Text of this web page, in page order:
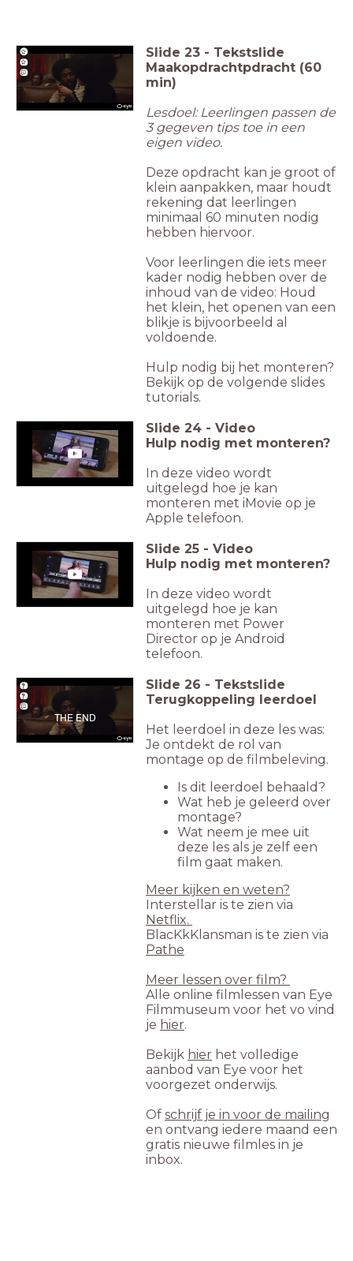
Slide 23 - Tekstslide
Maakopdrachtpdracht (60
min)
Lesdoel: Leerlingen passen de
3 gegeven tips toe in een
eigen video.
Deze opdracht kan je groot of
klein aanpakken, maar houdt
rekening dat leerlingen
minimaal 60 minuten nodig
hebben hiervoor.
Voor leerlingen die iets meer
kader nodig hebben over de
inhoud van de video: Houd
het klein, het openen van een
blikje is bijvoorbeeld al
voldoende.
Hulp nodig bij het monteren?
Bekijk op de volgende slides
tutorials.
Slide 24 - Video
Hulp nodig met monteren?
In deze video wordt
uitgelegd hoe je kan
monteren met iMovie op je
Apple telefoon.
Slide 25 - Video
Hulp nodig met monteren?
In deze video wordt
uitgelegd hoe je kan
monteren met Power
Director op je Android
telefoon.
THE END
Slide 26 - Tekstslide
Terugkoppeling leerdoel
Het leerdoel in deze les was:
Je ontdekt de rol van
montage op de filmbeleving.
Is dit leerdoel behaald?
Wat heb je geleerd over
montage?
Wat neem je mee uit
deze les als je zelf een
film gaat maken.
Meer kijken en weten?
Interstellar is te zien via
Netflix.
BlacKkKlansman is te zien via
Pathe
Meer lessen over film?
Alle online filmlessen van Eye
Filmmuseum voor het vo vind
je hier.
Bekijk hier het volledige
aanbod van Eye voor het
voorgezet onderwijs.
Of schrijf je in voor de mailing
en ontvang iedere maand een
gratis nieuwe filmles in je
inbox.